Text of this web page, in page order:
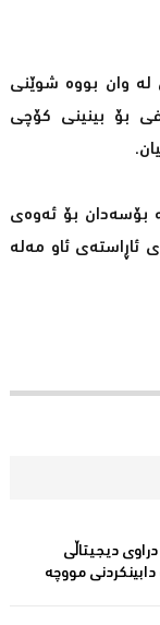
لە وان بووە شوێنی
بۆ بینینی كۆچی
بۆسەدان بۆ ئەوەی
ئاڕاستەی ئاو مەلە
دراوی دیجیتاڵی
مووچه‌